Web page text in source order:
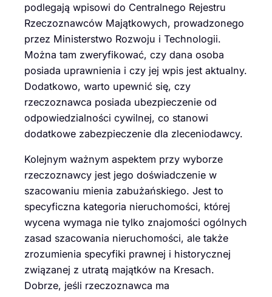
podlegają wpisowi do Centralnego Rejestru
Rzeczoznawców Majątkowych, prowadzonego
przez Ministerstwo Rozwoju i Technologii.
Można tam zweryfikować, czy dana osoba
posiada uprawnienia i czy jej wpis jest aktualny.
Dodatkowo, warto upewnić się, czy
rzeczoznawca posiada ubezpieczenie od
odpowiedzialności cywilnej, co stanowi
dodatkowe zabezpieczenie dla zleceniodawcy.
Kolejnym ważnym aspektem przy wyborze
rzeczoznawcy jest jego doświadczenie w
szacowaniu mienia zabużańskiego. Jest to
specyficzna kategoria nieruchomości, której
wycena wymaga nie tylko znajomości ogólnych
zasad szacowania nieruchomości, ale także
zrozumienia specyfiki prawnej i historycznej
związanej z utratą majątków na Kresach.
Dobrze, jeśli rzeczoznawca ma